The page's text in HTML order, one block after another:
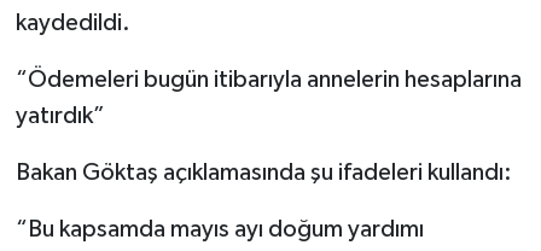
kaydedildi.
“Ödemeleri bugün itibarıyla annelerin hesaplarına
yatırdık”
Bakan Göktaş açıklamasında şu ifadeleri kullandı:
“Bu kapsamda mayıs ayı doğum yardımı